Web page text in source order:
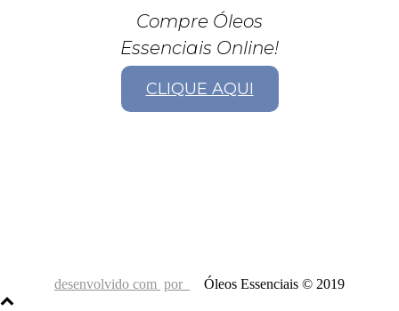
Compre Óleos
Essenciais Online!
CLIQUE AQUI
desenvolvido com por Óleos Essenciais © 2019